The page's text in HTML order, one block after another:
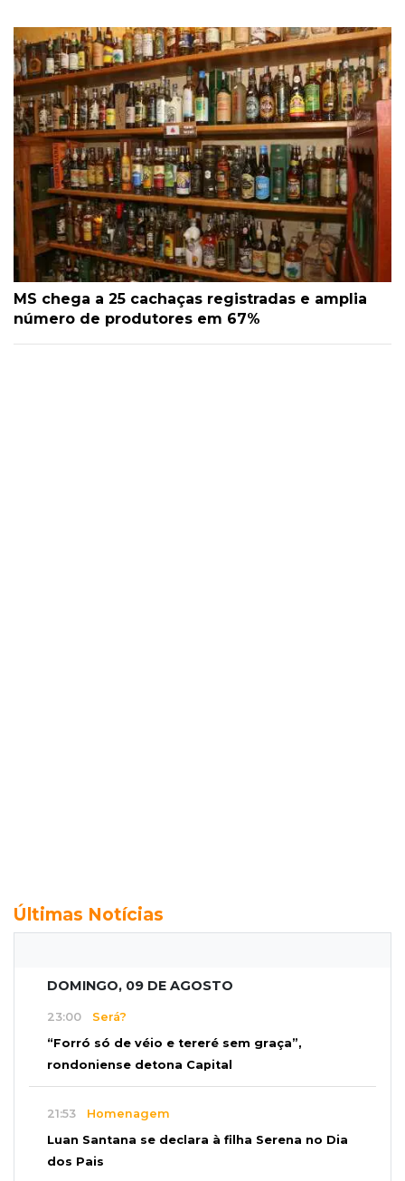
MS chega a 25 cachaças registradas e amplia
número de produtores em 67%
Últimas Notícias
DOMINGO, 09 DE AGOSTO
23:00 Será?
“Forró só de véio e tereré sem graça”,
rondoniense detona Capital
21:53 Homenagem
Luan Santana se declara à filha Serena no Dia
dos Pais